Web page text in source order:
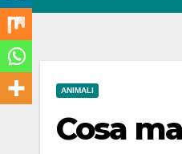
ANIMALI
Cosa